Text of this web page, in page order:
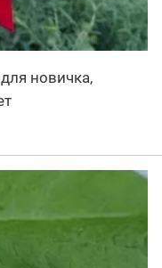
новичка,